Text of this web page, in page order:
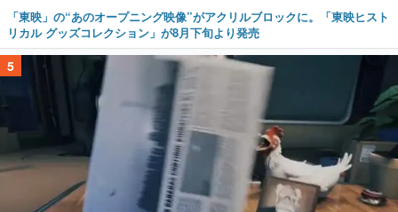
「東映」の“あのオープニング映像”がアクリルブロックに。「東映ヒスト
リカル グッズコレクション」が8月下旬より発売
5